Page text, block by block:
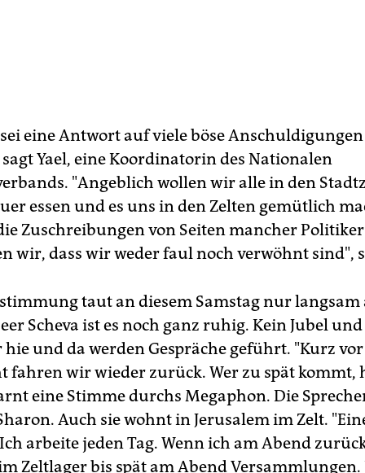
eine Antwort auf viele böse
Yael, eine Koordinatorin des Nationalen
"Angeblich wollen wir alle in den
essen und es uns in den Zelten gemütlich
Zuschreibungen von Seiten mancher
wir, dass wir weder faul noch verwöhnt sind",
taut an diesem Samstag nur
Scheva ist es noch ganz ruhig. Kein Jubel
und da werden Gespräche geführt. "Kurz vor
fahren wir wieder zurück. Wer zu spät kommt,
eine Stimme durchs Megaphon. Die
Auch sie wohnt in Jerusalem im Zelt.
arbeite jeden Tag. Wenn ich am Abend
Zeltlager bis spät am Abend Versammlungen.